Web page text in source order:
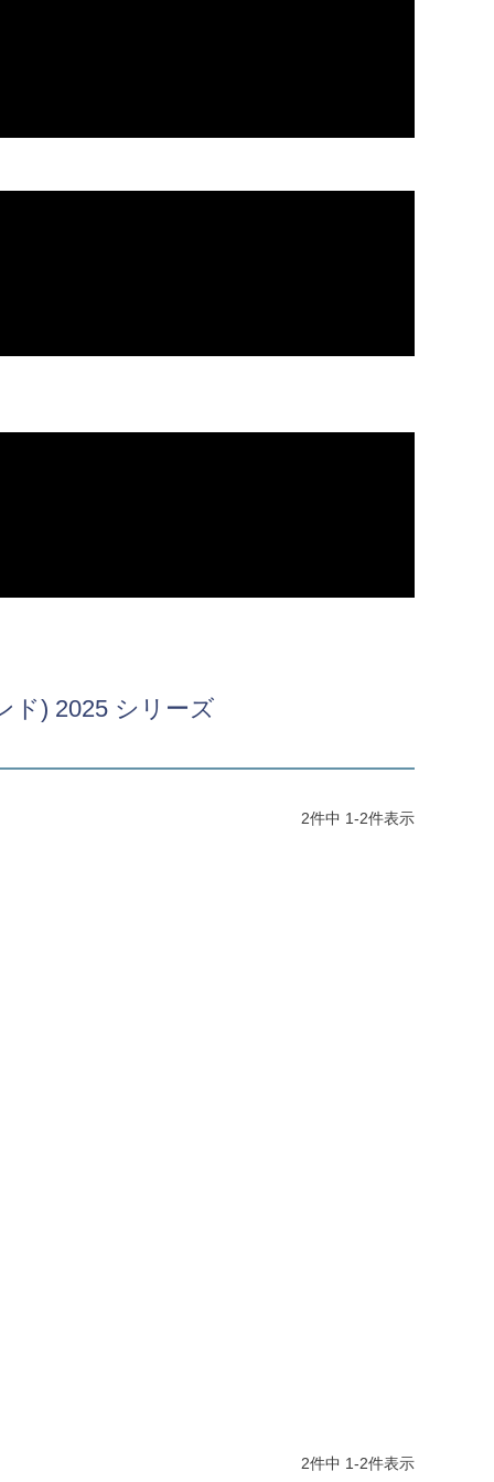
ド) 2025 シリーズ
2件中 1-2件表示
2件中 1-2件表示